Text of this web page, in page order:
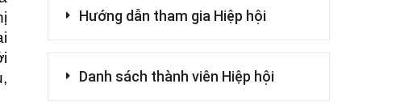
Hướng dẫn tham gia Hiệp hội
Danh sách thành viên Hiệp hội